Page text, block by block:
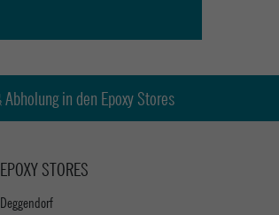
Abholung in den Epoxy Stores
EPOXY STORES
Deggendorf